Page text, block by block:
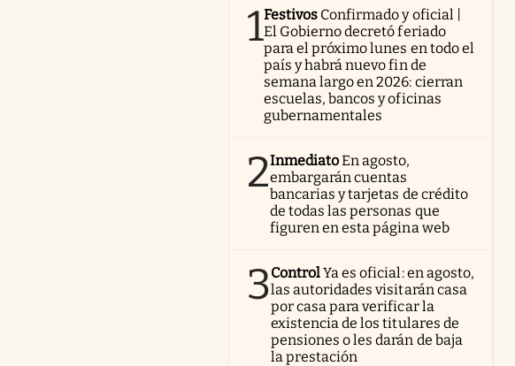
1Festivos Confirmado y oficial |
El Gobierno decretó feriado
para el próximo lunes en todo el
país y habrá nuevo fin de
semana largo en 2026: cierran
escuelas, bancos y oficinas
gubernamentales
2InmediatoEn agosto,
embargarán cuentas
bancarias y tarjetas de crédito
de todas las personas que
figuren en esta página web
3ControlYa es oficial: en agosto,
las autoridades visitarán casa
por casa para verificar la
existencia de los titulares de
pensiones o les darán de baja
la prestación